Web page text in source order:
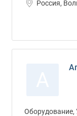
Россия,
Оборудование,